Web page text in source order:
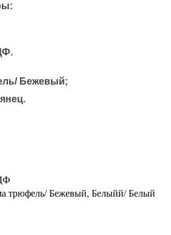
Бежевый;
трюфель/ Бежевый, Белыйй/ Белый